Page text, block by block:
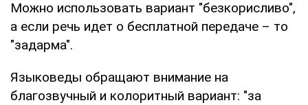
Можно использовать вариант "безкорисливо",
а если речь идет о бесплатной передаче – то
"задарма".
Языковеды обращают внимание на
благозвучный и колоритный вариант: "за